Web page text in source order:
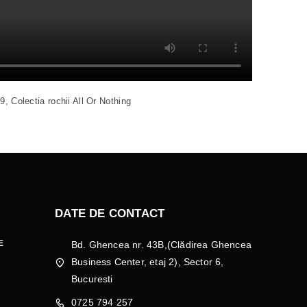
Colectia rochii All Or Nothing
DATE DE CONTACT
Bd. Ghencea nr. 43B,(Clădirea Ghencea
Business Center, etaj 2), Sector 6,
Bucuresti
0725 794 257